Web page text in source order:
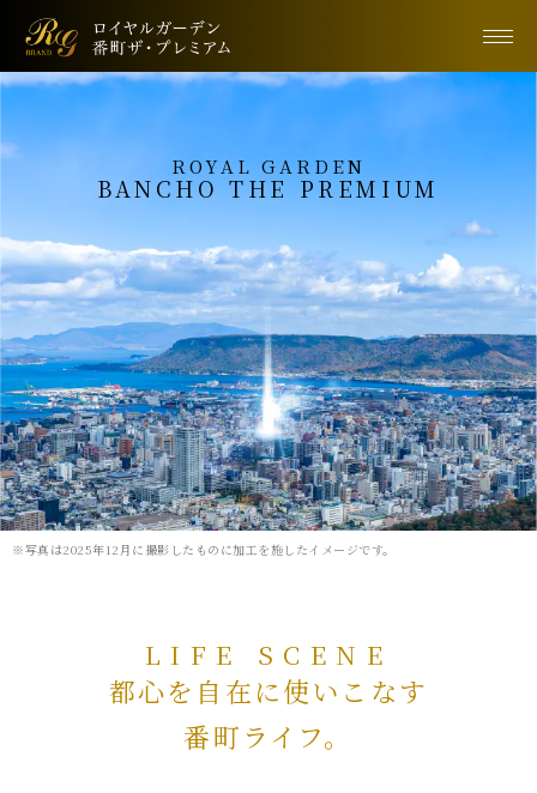
ROYAL GARDEN
BANCHO THE PREMIUM
※写真は2025年12月に撮影したものに加工を施したイメージです。
LIFE SCENE
都心を自在に使いこなす
番町ライフ。